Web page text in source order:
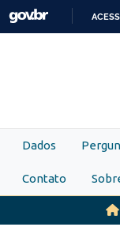
Skip to main content
Dados
Contato